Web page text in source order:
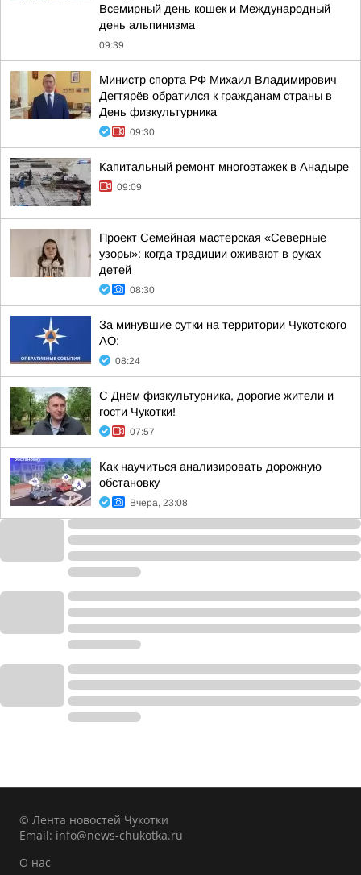
Всемирный день кошек и Международный
день альпинизма
09:39
Министр спорта РФ Михаил Владимирович
Дегтярёв обратился к гражданам страны в
День физкультурника
09:30
Капитальный ремонт многоэтажек в Анадыре
09:09
Проект Семейная мастерская «Северные
узоры»: когда традиции оживают в руках
детей
08:30
За минувшие сутки на территории Чукотского
АО:
08:24
С Днём физкультурника, дорогие жители и
гости Чукотки!
07:57
Как научиться анализировать дорожную
обстановку
Вчера, 23:08
© Лента новостей Чукотки
Email: info@news-chukotka.ru
О нас